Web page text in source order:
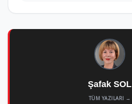
Şafak SOL
TÜM YAZILARI →